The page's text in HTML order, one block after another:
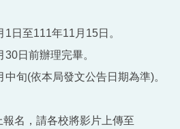
日至111年11月15日。
日前辦理完畢。
旬(依本局發文公告日期為準)。
名，請各校將影片上傳至